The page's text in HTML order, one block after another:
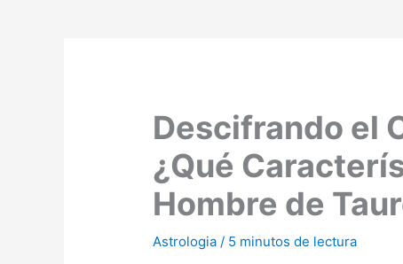
Descifrando el
¿Qué
Hombre de
Astrologia / 5 minutos de lectura